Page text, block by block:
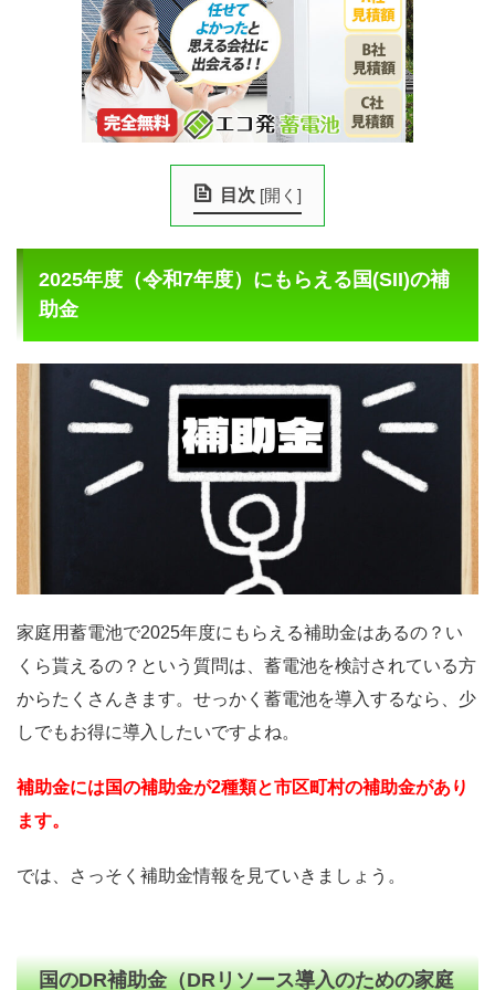
目次 [開く ]
2025年度（令和7年度）にもらえる国(SII)の補
助金
家庭用蓄電池で2025年度にもらえる補助金はあるの？い
くら貰えるの？という質問は、蓄電池を検討されている方
からたくさんきます。せっかく蓄電池を導入するなら、少
しでもお得に導入したいですよね。
補助金には国の補助金が2種類と市区町村の補助金があり
ます。
では、さっそく補助金情報を見ていきましょう。
国のDR補助金（DRリソース導入のための家庭